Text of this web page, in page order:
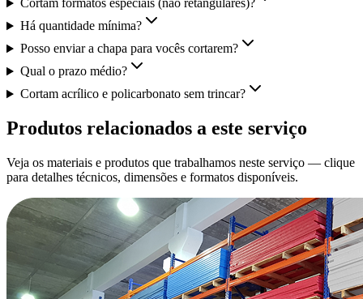
Cortam formatos especiais (não retangulares)?
Há quantidade mínima?
Posso enviar a chapa para vocês cortarem?
Qual o prazo médio?
Cortam acrílico e policarbonato sem trincar?
Produtos relacionados a este serviço
Veja os materiais e produtos que trabalhamos neste serviço — clique
para detalhes técnicos, dimensões e formatos disponíveis.